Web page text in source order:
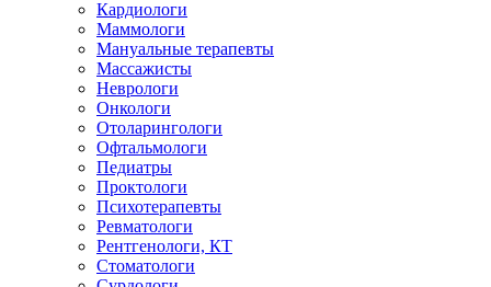
Кардиологи
Маммологи
Мануальные терапевты
Массажисты
Неврологи
Онкологи
Отоларингологи
Офтальмологи
Педиатры
Проктологи
Психотерапевты
Ревматологи
Рентгенологи, КТ
Стоматологи